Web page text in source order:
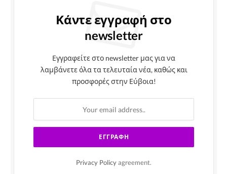
Κάντε εγγραφή στο
newsletter
Εγγραφείτε στο newsletter μας για να
λαμβάνετε όλα τα τελευταία νέα, καθώς και
προσφορές στην Εύβοια!
Privacy Policy agreement.